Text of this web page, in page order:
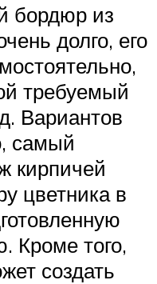
бордюр из
долго, его
требуемый
Вариантов
самый
кирпичей
цветника в
Кроме того,
создать